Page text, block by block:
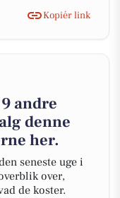
Kopiér link
andre
denne
her.
seneste uge i
over,
de koster.